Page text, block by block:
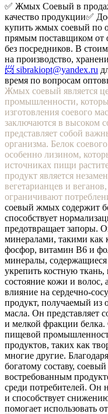
✅ Жмых Соевый в
качество продукции✅
купить жмых соевый по
прямым поставщиком от
без посредников. В
на производство,
📨 sibrakiopt@yandex.ru
время по вопросам
Жмых соевый является
промышленности,
изготовления соевого
заключаются в высоком
представляет собой
организма. Белок
особенно лизином,
источниках пищи
продукт является
вегетарианцев и
ограничивают
соевый жмых содержит
способствует
предотвращает запоры.
минералами, такими как
фосфор, витамин В6 и
минералы,
укрепить костную
состояние кожи и волос,
влияние на сердечно-
продукт, получаемый из
масла. Он представляет
и мелкой фракции
пищевой
продуктов, таких как
многие другие.
богатому составу,
востребованным
среди потребителей. Он
и способствует
помогает использовать